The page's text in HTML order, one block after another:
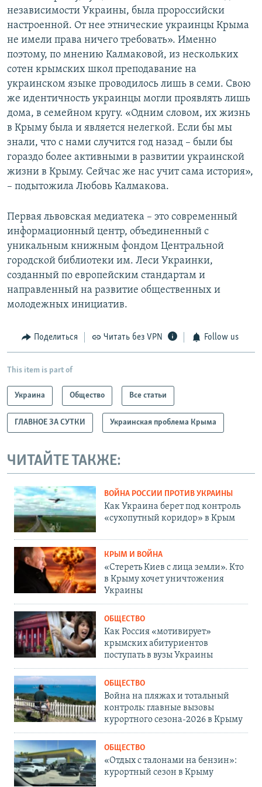
независимости Украины, была пророссийски
настроенной. От нее этнические украинцы Крыма
не имели права ничего требовать». Именно
поэтому, по мнению Калмаковой, из нескольких
сотен крымских школ преподавание на
украинском языке проводилось лишь в семи. Свою
же идентичность украинцы могли проявлять лишь
дома, в семейном кругу. «Одним словом, их жизнь
в Крыму была и является нелегкой. Если бы мы
знали, что с нами случится год назад – были бы
гораздо более активными в развитии украинской
жизни в Крыму. Сейчас же нас учит сама история»,
– подытожила Любовь Калмакова.
Первая львовская медиатека – это современный
информационный центр, объединенный с
уникальным книжным фондом Центральной
городской библиотеки им. Леси Украинки,
созданный по европейским стандартам и
направленный на развитие общественных и
молодежных инициатив.
Поделиться Читать без VPN Follow us
This item is part of
Украина Общество Все статьи
ГЛАВНОЕ ЗА СУТКИ Украинская проблема Крыма
ЧИТАЙТЕ ТАКЖЕ:
ВОЙНА РОССИИ ПРОТИВ УКРАИНЫ
Как Украина берет под контроль
«сухопутный коридор» в Крым
КРЫМ И ВОЙНА
«Стереть Киев с лица земли». Кто
в Крыму хочет уничтожения
Украины
ОБЩЕСТВО
Как Россия «мотивирует»
крымских абитуриентов
поступать в вузы Украины
ОБЩЕСТВО
Война на пляжах и тотальный
контроль: главные вызовы
курортного сезона-2026 в Крыму
ОБЩЕСТВО
«Отдых с талонами на бензин»:
курортный сезон в Крыму